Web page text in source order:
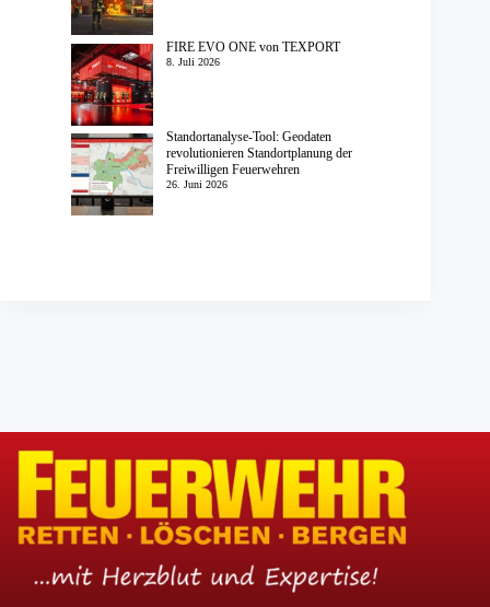
FIRE EVO ONE von TEXPORT
8. Juli 2026
Standortanalyse-Tool: Geodaten
revolutionieren Standortplanung der
Freiwilligen Feuerwehren
26. Juni 2026